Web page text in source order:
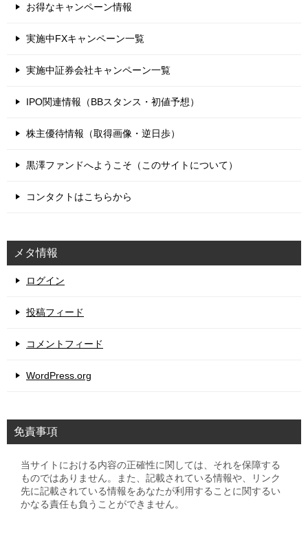
お得なキャンペーン情報
実施中FXキャンペーン一覧
実施中証券会社キャンペーン一覧
IPO関連情報（BBスタンス・初値予想）
株主優待情報（取得画像・逆日歩）
黒澤ファンドへようこそ（このサイトについて）
コンタクトはこちらから
メタ情報
ログイン
投稿フィード
コメントフィード
WordPress.org
免責事項
当サイトにおける内容の正確性に関しては、それを保障する
ものではありません。また、記載されている情報や、リンク
先に記載されている情報をあなたが利用することに関するい
かなる責任も負うことができません。